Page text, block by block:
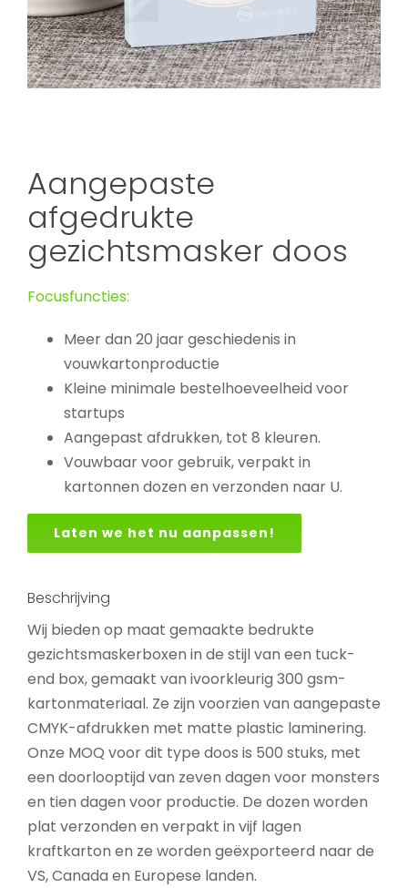
Aangepaste
afgedrukte
gezichtsmasker doos
Focusfuncties:
Meer dan 20 jaar geschiedenis in
vouwkartonproductie
Kleine minimale bestelhoeveelheid voor
startups
Aangepast afdrukken, tot 8 kleuren.
Vouwbaar voor gebruik, verpakt in
kartonnen dozen en verzonden naar U.
Laten we het nu aanpassen!
Beschrijving
Wij bieden op maat gemaakte bedrukte
gezichtsmaskerboxen in de stijl van een tuck-
end box, gemaakt van ivoorkleurig 300 gsm-
kartonmateriaal. Ze zijn voorzien van aangepaste
CMYK-afdrukken met matte plastic laminering.
Onze MOQ voor dit type doos is 500 stuks, met
een doorlooptijd van zeven dagen voor monsters
en tien dagen voor productie. De dozen worden
plat verzonden en verpakt in vijf lagen
kraftkarton en ze worden geëxporteerd naar de
VS, Canada en Europese landen.